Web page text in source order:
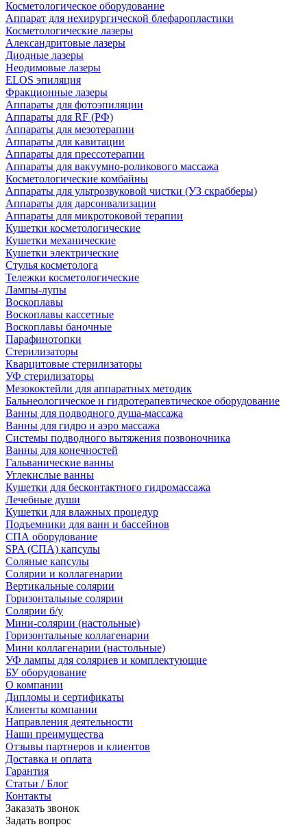
Косметологическое оборудование
Аппарат для нехирургической блефаропластики
Косметологические лазеры
Александритовые лазеры
Диодные лазеры
Неодимовые лазеры
ELOS эпиляция
Фракционные лазеры
Аппараты для фотоэпиляции
Аппараты для RF (РФ)
Аппараты для мезотерапии
Аппараты для кавитации
Аппараты для прессотерапии
Аппараты для вакуумно-роликового массажа
Косметологические комбайны
Аппараты для ультрозвуковой чистки (УЗ скрабберы)
Аппараты для дарсонвализации
Аппараты для микротоковой терапии
Кушетки косметологические
Кушетки механические
Кушетки электрические
Стулья косметолога
Тележки косметологические
Лампы-лупы
Воскоплавы
Воскоплавы кассетные
Воскоплавы баночные
Парафинотопки
Стерилизаторы
Кварцитовые стерилизаторы
УФ стерилизаторы
Мезококтейли для аппаратных методик
Бальнеологическое и гидротерапевтическое оборудование
Ванны для подводного душа-массажа
Ванны для гидро и аэро массажа
Системы подводного вытяжения позвоночника
Ванны для конечностей
Гальванические ванны
Углекислые ванны
Кушетки для бесконтактного гидромассажа
Лечебные души
Кушетки для влажных процедур
Подъемники для ванн и бассейнов
СПА оборудование
SPA (СПА) капсулы
Соляные капсулы
Солярии и коллагенарии
Вертикальные солярии
Горизонтальные солярии
Солярии б/у
Мини-солярии (настольные)
Горизонтальные коллагенарии
Мини коллагенарии (настольные)
УФ лампы для соляриев и комплектующие
БУ оборудование
О компании
Дипломы и сертификаты
Клиенты компании
Направления деятельности
Наши преимущества
Отзывы партнеров и клиентов
Доставка и оплата
Гарантия
Статьи / Блог
Контакты
Заказать звонок
Задать вопрос